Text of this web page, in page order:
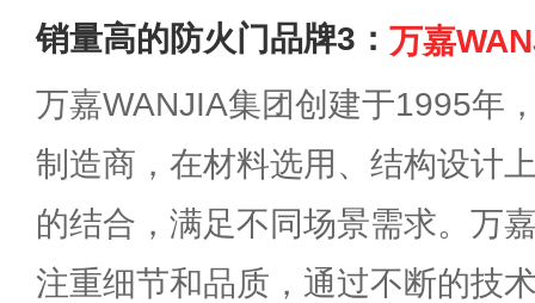
销量高的防火门品牌3： 万嘉
万嘉WANJIA集团创建于1995年
制造商，在材料选用、结构设计
的结合，满足不同场景需求。万
注重细节和品质，通过不断的技